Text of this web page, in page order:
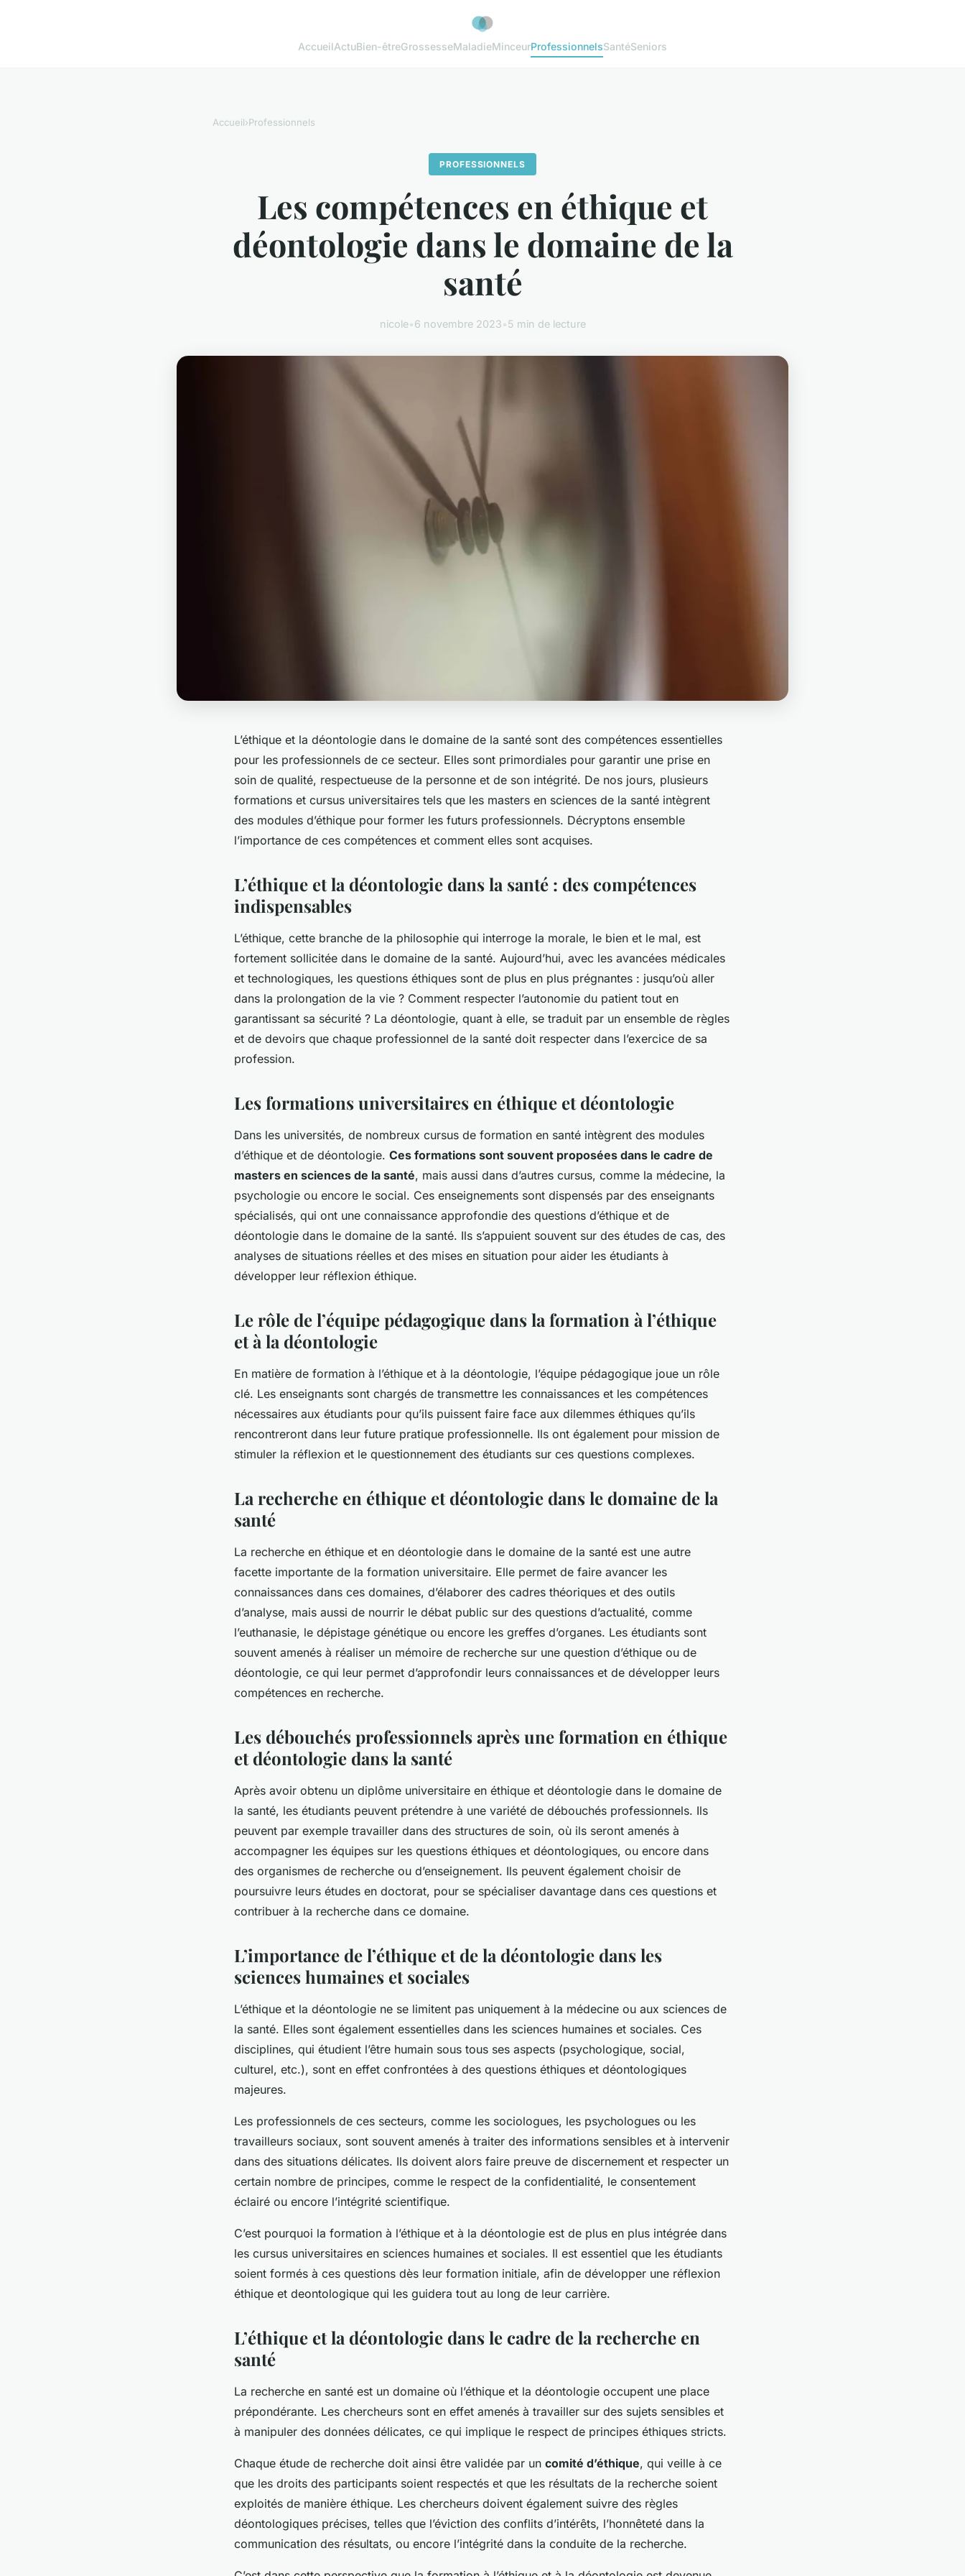
AccueilActuBien-êtreGrossesseMaladieMinceurProfessionnelsSantéSeniors
Accueil›Professionnels
PROFESSIONNELS
Les compétences en éthique et
déontologie dans le domaine de la
santé
nicole•6 novembre 2023•5 min de lecture
L’éthique et la déontologie dans le domaine de la santé sont des compétences essentielles
pour les professionnels de ce secteur. Elles sont primordiales pour garantir une prise en
soin de qualité, respectueuse de la personne et de son intégrité. De nos jours, plusieurs
formations et cursus universitaires tels que les masters en sciences de la santé intègrent
des modules d’éthique pour former les futurs professionnels. Décryptons ensemble
l’importance de ces compétences et comment elles sont acquises.
L’éthique et la déontologie dans la santé : des compétences
indispensables
L’éthique, cette branche de la philosophie qui interroge la morale, le bien et le mal, est
fortement sollicitée dans le domaine de la santé. Aujourd’hui, avec les avancées médicales
et technologiques, les questions éthiques sont de plus en plus prégnantes : jusqu’où aller
dans la prolongation de la vie ? Comment respecter l’autonomie du patient tout en
garantissant sa sécurité ? La déontologie, quant à elle, se traduit par un ensemble de règles
et de devoirs que chaque professionnel de la santé doit respecter dans l’exercice de sa
profession.
Les formations universitaires en éthique et déontologie
Dans les universités, de nombreux cursus de formation en santé intègrent des modules
d’éthique et de déontologie. Ces formations sont souvent proposées dans le cadre de
masters en sciences de la santé, mais aussi dans d’autres cursus, comme la médecine, la
psychologie ou encore le social. Ces enseignements sont dispensés par des enseignants
spécialisés, qui ont une connaissance approfondie des questions d’éthique et de
déontologie dans le domaine de la santé. Ils s’appuient souvent sur des études de cas, des
analyses de situations réelles et des mises en situation pour aider les étudiants à
développer leur réflexion éthique.
Le rôle de l’équipe pédagogique dans la formation à l’éthique
et à la déontologie
En matière de formation à l’éthique et à la déontologie, l’équipe pédagogique joue un rôle
clé. Les enseignants sont chargés de transmettre les connaissances et les compétences
nécessaires aux étudiants pour qu’ils puissent faire face aux dilemmes éthiques qu’ils
rencontreront dans leur future pratique professionnelle. Ils ont également pour mission de
stimuler la réflexion et le questionnement des étudiants sur ces questions complexes.
La recherche en éthique et déontologie dans le domaine de la
santé
La recherche en éthique et en déontologie dans le domaine de la santé est une autre
facette importante de la formation universitaire. Elle permet de faire avancer les
connaissances dans ces domaines, d’élaborer des cadres théoriques et des outils
d’analyse, mais aussi de nourrir le débat public sur des questions d’actualité, comme
l’euthanasie, le dépistage génétique ou encore les greffes d’organes. Les étudiants sont
souvent amenés à réaliser un mémoire de recherche sur une question d’éthique ou de
déontologie, ce qui leur permet d’approfondir leurs connaissances et de développer leurs
compétences en recherche.
Les débouchés professionnels après une formation en éthique
et déontologie dans la santé
Après avoir obtenu un diplôme universitaire en éthique et déontologie dans le domaine de
la santé, les étudiants peuvent prétendre à une variété de débouchés professionnels. Ils
peuvent par exemple travailler dans des structures de soin, où ils seront amenés à
accompagner les équipes sur les questions éthiques et déontologiques, ou encore dans
des organismes de recherche ou d’enseignement. Ils peuvent également choisir de
poursuivre leurs études en doctorat, pour se spécialiser davantage dans ces questions et
contribuer à la recherche dans ce domaine.
L’importance de l’éthique et de la déontologie dans les
sciences humaines et sociales
L’éthique et la déontologie ne se limitent pas uniquement à la médecine ou aux sciences de
la santé. Elles sont également essentielles dans les sciences humaines et sociales. Ces
disciplines, qui étudient l’être humain sous tous ses aspects (psychologique, social,
culturel, etc.), sont en effet confrontées à des questions éthiques et déontologiques
majeures.
Les professionnels de ces secteurs, comme les sociologues, les psychologues ou les
travailleurs sociaux, sont souvent amenés à traiter des informations sensibles et à intervenir
dans des situations délicates. Ils doivent alors faire preuve de discernement et respecter un
certain nombre de principes, comme le respect de la confidentialité, le consentement
éclairé ou encore l’intégrité scientifique.
C’est pourquoi la formation à l’éthique et à la déontologie est de plus en plus intégrée dans
les cursus universitaires en sciences humaines et sociales. Il est essentiel que les étudiants
soient formés à ces questions dès leur formation initiale, afin de développer une réflexion
éthique et deontologique qui les guidera tout au long de leur carrière.
L’éthique et la déontologie dans le cadre de la recherche en
santé
La recherche en santé est un domaine où l’éthique et la déontologie occupent une place
prépondérante. Les chercheurs sont en effet amenés à travailler sur des sujets sensibles et
à manipuler des données délicates, ce qui implique le respect de principes éthiques stricts.
Chaque étude de recherche doit ainsi être validée par un comité d’éthique, qui veille à ce
que les droits des participants soient respectés et que les résultats de la recherche soient
exploités de manière éthique. Les chercheurs doivent également suivre des règles
déontologiques précises, telles que l’éviction des conflits d’intérêts, l’honnêteté dans la
communication des résultats, ou encore l’intégrité dans la conduite de la recherche.